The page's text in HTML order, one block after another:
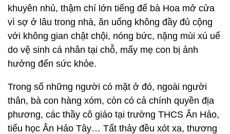
khuyên nhủ, thậm chí lớn tiếng để bà Hoa mở cửa
vì sợ ở lâu trong nhà, ăn uống không đầy đủ cộng
với không gian chật chội, nóng bức, nặng mùi xú uế
do vệ sinh cá nhân tại chỗ, mấy mẹ con bị ảnh
hưởng đến sức khỏe.
Trong số những người có mặt ở đó, ngoài người
thân, bà con hàng xóm, còn có cả chính quyền địa
phương, các thầy cô giáo tại trường THCS Ân Hảo,
tiểu học Ân Hảo Tây… Tất thảy đều xót xa, thương